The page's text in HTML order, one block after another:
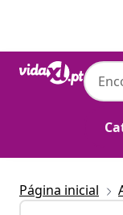
INTEX
Página inicial